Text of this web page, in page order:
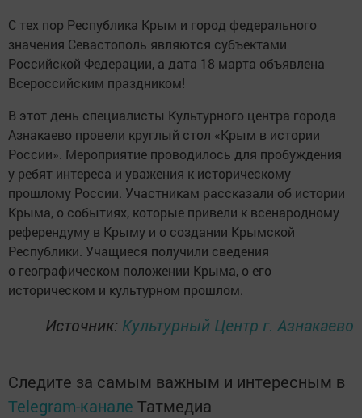
С тех пор Республика Крым и город федерального
значения Севастополь являются субъектами
Российской Федерации, а дата 18 марта объявлена
Всероссийским праздником!
В этот день специалисты Культурного центра города
Азнакаево провели круглый стол «Крым в истории
России». Мероприятие проводилось для пробуждения
у ребят интереса и уважения к историческому
прошлому России. Участникам рассказали об истории
Крыма, о событиях, которые привели к всенародному
референдуму в Крыму и о создании Крымской
Республики. Учащиеся получили сведения
о географическом положении Крыма, о его
историческом и культурном прошлом.
Источник: Культурный Центр г. Азнакаево
Следите за самым важным и интересным в
Telegram-канале Татмедиа